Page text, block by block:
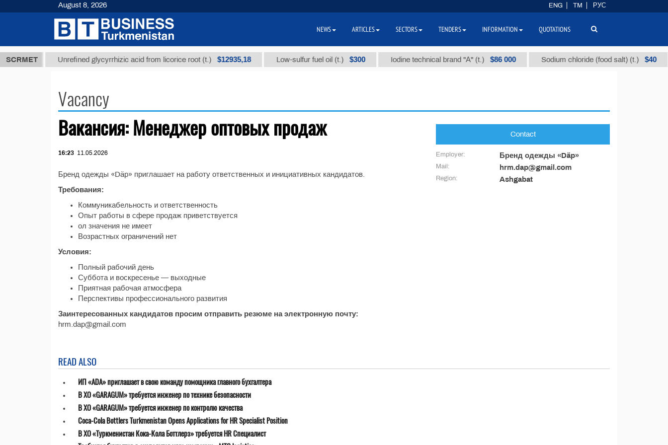
SCRMET
ТМТ Unrefined glycyrrhizic acid from licorice root (t.) $12935,18 Low-sulfur fuel oil (t.) $300 Iodine technical brand "А" (t.) $86 000 Sodium chloride (food salt) (t.) $40
Vacancy
Вакансия: Менеджер оптовых продаж
16:23 11.05.2026
Бренд одежды «Däp» приглашает на работу ответственных и инициативных кандидатов.
Требования:
Коммуникабельность и ответственность
Опыт работы в сфере продаж приветствуется
ол значения не имеет
Возрастных ограничений нет
Условия:
Полный рабочий день
Суббота и воскресенье — выходные
Приятная рабочая атмосфера
Перспективы профессионального развития
Заинтересованных кандидатов просим отправить резюме на электронную почту:
hrm.dap@gmail.com
Contact
Employer: Бренд одежды «Däp»
Mail: hrm.dap@gmail.com
Region: Ashgabat
READ ALSO
ИП «ADA» приглашает в свою команду помощника главного бухгалтера
В ХО «GARAGUM» требуется инженер по технике безопасности
В ХО «GARAGUM» требуется инженер по контролю качества
Coca-Cola Bottlers Turkmenistan Opens Applications for HR Specialist Position
В ХО «Туркменистан Кока-Кола Боттлерз» требуется HR Специалист
August 8, 2026 ENG TM РУС
NEWS ARTICLES SECTORS TENDERS INFORMATION QUOTATIONS